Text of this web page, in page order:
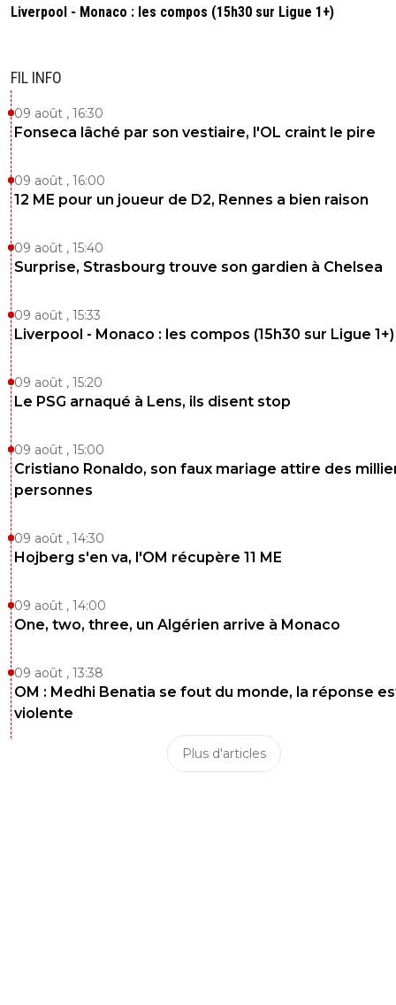
Liverpool - Monaco : les compos (15h30 sur Ligue 1+)
FIL INFO
09 août , 16:30
Fonseca lâché par son vestiaire, l'OL craint le pire
09 août , 16:00
12 ME pour un joueur de D2, Rennes a bien raison
09 août , 15:40
Surprise, Strasbourg trouve son gardien à Chelsea
09 août , 15:33
Liverpool - Monaco : les compos (15h30 sur Ligue 1+)
09 août , 15:20
Le PSG arnaqué à Lens, ils disent stop
09 août , 15:00
Cristiano Ronaldo, son faux mariage attire des
personnes
09 août , 14:30
Hojberg s'en va, l'OM récupère 11 ME
09 août , 14:00
One, two, three, un Algérien arrive à Monaco
09 août , 13:38
OM : Medhi Benatia se fout du monde, la réponse
violente
Plus d'articles